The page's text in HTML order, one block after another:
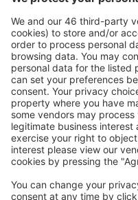
Unterkünfte in Frankreich
Unterkunft in Cannes
Unterkunft in Le Cap d`Agde
Unterkunft in Frejus
Unterkunft in Trouville-sur-
Unterkunft in Saintes-
Unterkunft in La Tranche-sur-